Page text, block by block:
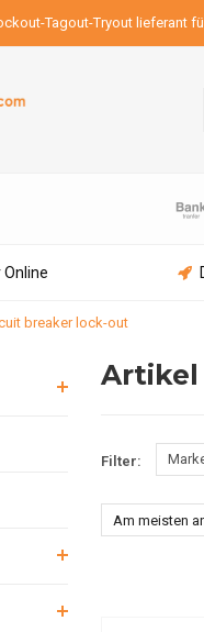
Tagout-Tryout lieferant
breaker lock-out
Artikel
Filter:
Am meisten